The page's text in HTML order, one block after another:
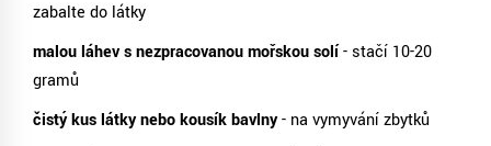
zabalte do látky
malou láhev s nezpracovanou mořskou solí- stačí 10-20
gramů
čistý kus látky nebo kousík bavlny- na vymyvání zbytků